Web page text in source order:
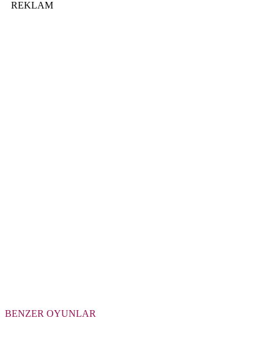
REKLAM
BENZER OYUNLAR